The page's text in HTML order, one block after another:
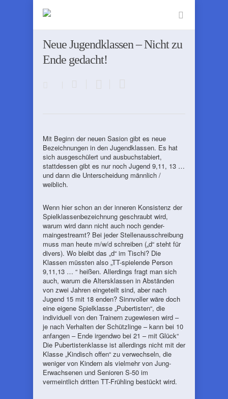
Neue Jugendklassen – Nicht zu
Ende gedacht!
Mit Beginn der neuen Sasion gibt es neue
Bezeichnungen in den Jugendklassen. Es hat
sich ausgeschülert und ausbuchstabiert,
stattdessen gibt es nur noch Jugend 9,11, 13 …
und dann die Unterscheidung männlich /
weiblich.
Wenn hier schon an der inneren Konsistenz der
Spielklassenbezeichnung geschraubt wird,
warum wird dann nicht auch noch gender-
maingestreamt? Bei jeder Stellenausschreibung
muss man heute m/w/d schreiben („d“ steht für
divers). Wo bleibt das „d“ im Tischi? Die
Klassen müssten also „TT-spielende Person
9,11,13 … “ heißen. Allerdings fragt man sich
auch, warum die Altersklassen in Abständen
von zwei Jahren eingeteilt sind, aber nach
Jugend 15 mit 18 enden? Sinnvoller wäre doch
eine eigene Spielklasse „Pubertisten“, die
individuell von den Trainern zugewiesen wird –
je nach Verhalten der Schützlinge – kann bei 10
anfangen – Ende irgendwo bei 21 – mit Glück“
Die Pubertistenklasse ist allerdings nicht mit der
Klasse „Kindisch offen“ zu verwechseln, die
weniger von Kindern als vielmehr von Jung-
Erwachsenen und Senioren S-50 im
vermeintlich dritten TT-Frühling bestückt wird.